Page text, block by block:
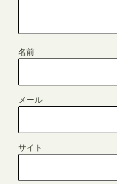
名前
メール
サイト